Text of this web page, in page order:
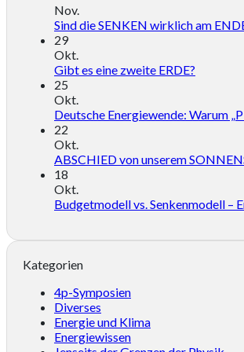
Nov.
Sind die SENKEN wirklich am
29
Okt.
Gibt es eine zweite ERDE?
25
Okt.
Deutsche Energiewende: Warum
22
Okt.
ABSCHIED von unserem
18
Okt.
Budgetmodell vs. Senkenmodell –
Kategorien
4p-Symposien
Diverses
Energie und Klima
Energiewissen